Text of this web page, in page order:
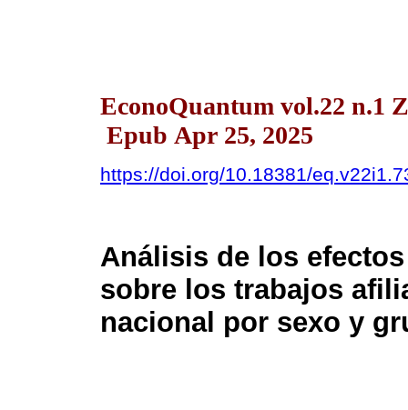
EconoQuantum vol.22 n.1
Epub Apr 25, 2025
https://doi.org/10.18381/
Análisis de los
sobre los trabajos
nacional por sexo y